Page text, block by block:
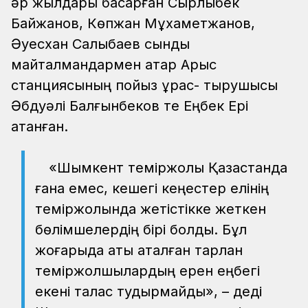
Байжанов, Көпжан Мұхаметжанов,
Әуесхан Салықбаев сынды
майталмандармен қатар Арыс
станциясының пойыз құрас- тырушысы
Әбдуәлі Балғынбеков те Еңбек Ері
атанған.
«Шымкент теміржолы Қазақстанда
ғана емес, кешегі кеңестер елінің
теміржолында жетістікке жеткен
бөлімшелердің бірі болды. Бұл
жоғарыда аты аталған тарлан
теміржолшылардың ерен еңбегі
екені талас тудырмайды», – деді